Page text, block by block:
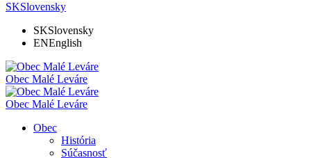
SKSlovensky
SKSlovensky
ENEnglish
Obec Malé Leváre
Obec Malé Leváre
Obec
História
Súčasnosť